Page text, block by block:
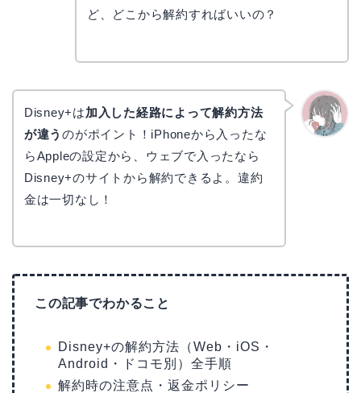
ど、どこから解約すればいいの？
Disney+は加入した経路によって解約方法
が違うのがポイント！iPhoneから入ったな
らAppleの設定から、ウェブで入ったなら
Disney+のサイトから解約できるよ。違約
金は一切なし！
この記事でわかること
Disney+の解約方法（Web・iOS・
Android・ドコモ別）全手順
解約時の注意点・返金ポリシー